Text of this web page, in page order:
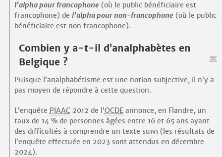
l’alpha pour francophone (où le public bénéficiaire est
francophone) de l’alpha pour non-francophone (où le public
bénéficiaire est non francophone).
Combien y a-t-il d’analpha­bètes en
Belgique ?
Puisque l’analpha­bétisme est une notion subjective, il n’y a
pas moyen de répondre à cette question.
L’enquête PIAAC 2012 de l’OCDEannonce, en Flandre, un
taux de 14 % de personnes âgées entre 16 et 65 ans ayant
des difficultés à comprendre un texte suivi (les résultats de
l’enquête effectuée en 2023 sont attendus en décembre
2024).